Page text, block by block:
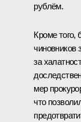
рублём.
Кроме того,
чиновников
за
мер
что